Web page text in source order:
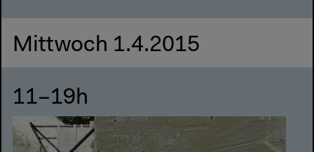
Mittwoch 1.4.2015
11–19h